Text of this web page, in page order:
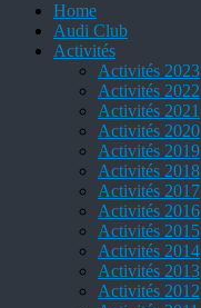
Home
Audi Club
Activités
Activités 2023
Activités 2022
Activités 2021
Activités 2020
Activités 2019
Activités 2018
Activités 2017
Activités 2016
Activités 2015
Activités 2014
Activités 2013
Activités 2012